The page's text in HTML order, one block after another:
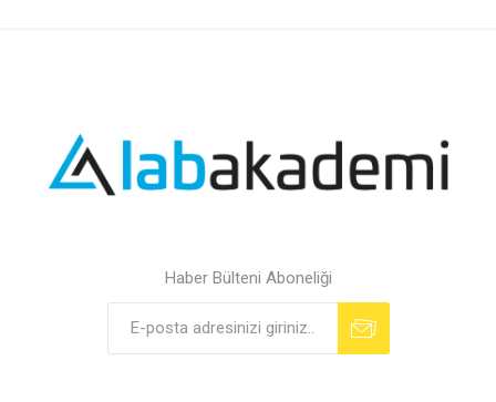
Haber Bülteni Aboneliği